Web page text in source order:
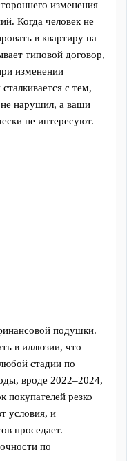
изменения
Когда человек не
в квартиру на
типовой договор,
изменении
с тем,
нарушил, а ваши
не интересуют.
подушки.
в иллюзии, что
стадии по
вроде 2022–2024,
покупателей резко
условия, и
проседает.
по